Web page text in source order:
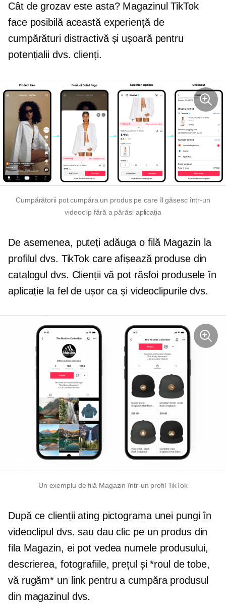
Cât de grozav este asta? Magazinul TikTok
face posibilă această experiență de
cumpărături distractivă și ușoară pentru
potențialii dvs. clienți.
Cumpărătorii pot cumpăra un produs pe care îl găsesc într-un
videoclip fără a părăsi aplicația
De asemenea, puteți adăuga o filă Magazin la
profilul dvs. TikTok care afișează produse din
catalogul dvs. Clienții vă pot răsfoi produsele în
aplicație la fel de ușor ca și videoclipurile dvs.
Un exemplu de filă Magazin într-un profil TikTok
După ce clienții ating pictograma unei pungi în
videoclipul dvs. sau dau clic pe un produs din
fila Magazin, ei pot vedea numele produsului,
descrierea, fotografiile, prețul și *roul de tobe,
vă rugăm* un link pentru a cumpăra produsul
din magazinul dvs.